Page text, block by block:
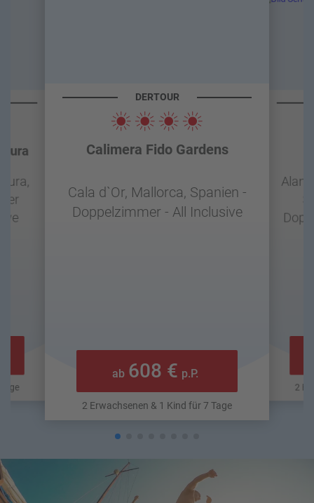
DERTOUR
Calimera Fido Gardens
Cala d`Or, Mallorca, Spanien -
Doppelzimmer - All Inclusive
ab 608 € p.P.
2 Erwachsenen & 1 Kind für 7 Tage
2